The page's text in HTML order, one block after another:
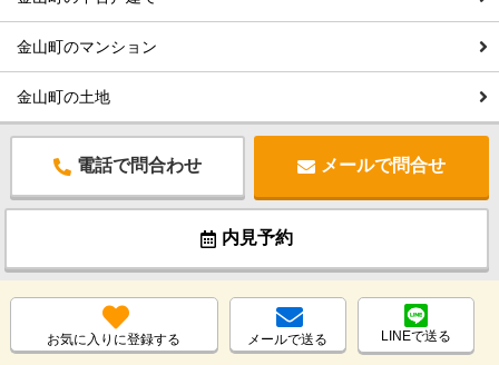
金山町のマンション
金山町の土地
電話で問合わせ メールで問合せ
内見予約
お気に入りに登録する メールで送る LINEで送る